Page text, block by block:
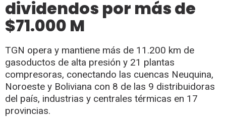
dividendos por más de
$71.000 M
TGN opera y mantiene más de 11.200 km de
gasoductos de alta presión y 21 plantas
compresoras, conectando las cuencas Neuquina,
Noroeste y Boliviana con 8 de las 9 distribuidoras
del país, industrias y centrales térmicas en 17
provincias.